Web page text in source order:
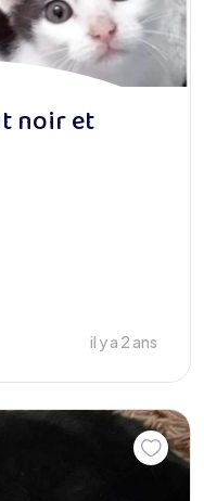
noir et
il y a 2 ans